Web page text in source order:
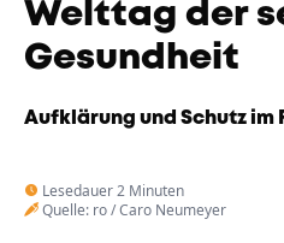
Team
Nachgehört
Handwerker
Welttag der
Gesundheit
Aufklärung und Schutz im
Lesedauer 2 Minuten
Quelle: ro / Caro Neumeyer